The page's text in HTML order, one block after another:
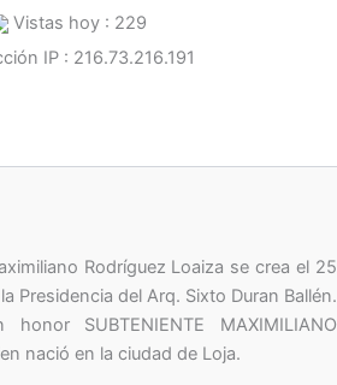
Vistas hoy : 229
IP : 216.73.216.191
Rodríguez Loaiza se crea el 25
Presidencia del Arq. Sixto Duran Ballén.
SUBTENIENTE MAXIMILIANO
nació en la ciudad de Loja.